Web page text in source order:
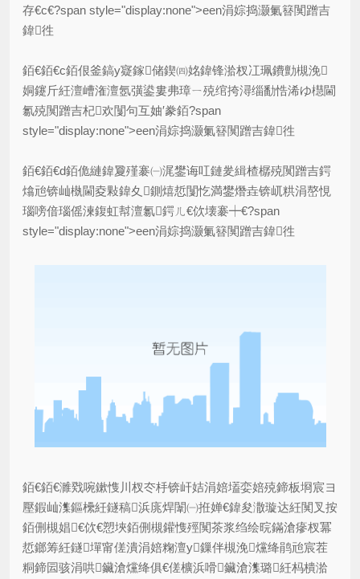
存€с€?span style="display:none">een涓婃捣灏氭簮闃蹭吉
鍏徃
銆€銆€c銆佷釜鎬у寲鎵储鍥㈣姳鍏锋湁杈冮珮鐨勯槻浼
姛鑳斤紝澶嶆潅澶氬彉鍙婁弗璋ㄧ殑绾挎潯缁勫悎浠ゆ櫘閫
氱殑闃蹭吉杞欢闅句互妯′豢銆?span
style="display:none">een涓婃捣灏氭簮闃蹭吉鍏徃
銆€銆€d銆佹縺鍏夐殣褰㈠浘鐢诲叿鏈夎緝楂樼殑闃蹭吉鍔
熻兘锛屾槸閫夌敤鍏夊鍘熺悊闅忔満鐢熸垚锛屼粠涓嶅悓
瑙嗙偣瑙傜湅鍑虹幇澶氱鍔ㄦ€佽壊褰┿€?span
style="display:none">een涓婃捣灏氭簮闃蹭吉鍏徃
銆€銆€濉戣啘鏉愯川杈冭杽锛屽姞涓婄壒娈婄殑鍗板埛宸ヨ
壓鍜屾潗鏂欙紝鐩稿浜庣焊闈㈠拰婵€鍏夋潵璇达紝闃叉按
銆侀槻娼€佽€愬埉銆侀槻鑵愯殌闃茶浆绉绘晥鏋滄瘮杈冪
悊鎯筹紝鐩墠甯傞潰涓婄粷澶у鏁伴槻浼爣绛鹃兘宸茬
粡鍗囩骇涓哄鑶滄爣绛俱€傞櫎浜嗗鑶滄潗璐紝杩樻湁